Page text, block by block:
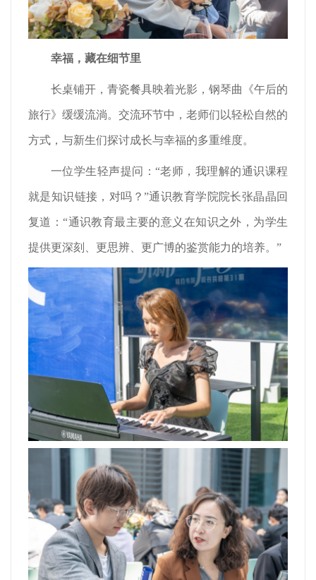
幸福，藏在细节里
长桌铺开，青瓷餐具映着光影，钢琴曲《午后的
旅行》缓缓流淌。交流环节中，老师们以轻松自然的
方式，与新生们探讨成长与幸福的多重维度。
一位学生轻声提问：“老师，我理解的通识课程
就是知识链接，对吗？”通识教育学院院长张晶晶回
复道：“通识教育最主要的意义在知识之外，为学生
提供更深刻、更思辨、更广博的鉴赏能力的培养。”